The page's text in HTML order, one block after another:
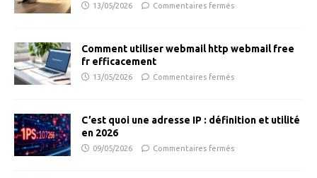
13/05/2026 Commentaires fermés
Comment utiliser webmail http webmail free
fr efficacement
13/05/2026 Commentaires fermés
C’est quoi une adresse IP : définition et utilité
en 2026
09/05/2026 Commentaires fermés